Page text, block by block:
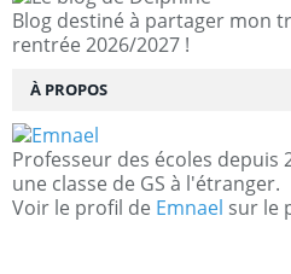
Blog destiné à partager mon
rentrée 2026/2027 !
À PROPOS
Professeur des écoles depuis
une classe de GS à l'étranger.
Voir le profil de Emnael sur le